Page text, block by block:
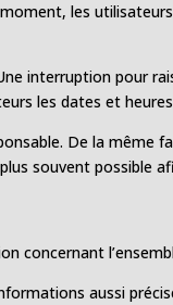
les
interruption pour
les dates et
De la même
souvent possible
concernant
aussi